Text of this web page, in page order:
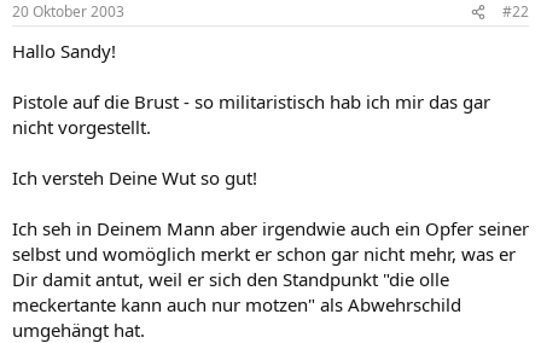
20 Oktober 2003 #22
Hallo Sandy!
Pistole auf die Brust - so militaristisch hab ich mir das gar
nicht vorgestellt.
Ich versteh Deine Wut so gut!
Ich seh in Deinem Mann aber irgendwie auch ein Opfer seiner
selbst und womöglich merkt er schon gar nicht mehr, was er
Dir damit antut, weil er sich den Standpunkt "die olle
meckertante kann auch nur motzen" als Abwehrschild
umgehängt hat.